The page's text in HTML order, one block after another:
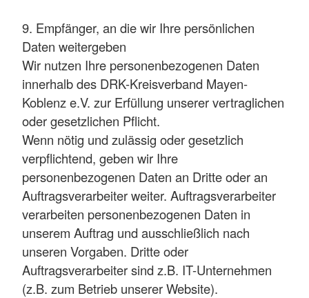
9. Empfänger, an die wir Ihre persönlichen
Daten weitergeben
Wir nutzen Ihre personenbezogenen Daten
innerhalb des DRK-Kreisverband Mayen-
Koblenz e.V. zur Erfüllung unserer vertraglichen
oder gesetzlichen Pflicht.
Wenn nötig und zulässig oder gesetzlich
verpflichtend, geben wir Ihre
personenbezogenen Daten an Dritte oder an
Auftragsverarbeiter weiter. Auftragsverarbeiter
verarbeiten personenbezogenen Daten in
unserem Auftrag und ausschließlich nach
unseren Vorgaben. Dritte oder
Auftragsverarbeiter sind z.B. IT-Unternehmen
(z.B. zum Betrieb unserer Website).